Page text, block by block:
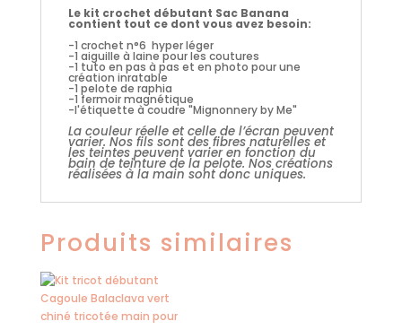
Le kit crochet débutant Sac Banana
contient tout ce dont vous avez besoin:
-1 crochet n°6 hyper léger
-1 aiguille à laine pour les coutures
-1 tuto en pas à pas et en photo pour une
création inratable
-1 pelote de raphia
-1 fermoir magnétique
-l'étiquette à coudre "Mignonnery by Me"
La couleur réelle et celle de l’écran peuvent
varier. Nos fils sont des fibres naturelles et
les teintes peuvent varier en fonction du
bain de teinture de la pelote. Nos créations
réalisées à la main sont donc uniques.
Produits similaires